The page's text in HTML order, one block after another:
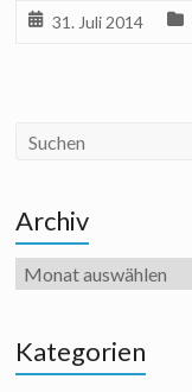
31. Juli 2014
Archiv
Archiv
Kategorien